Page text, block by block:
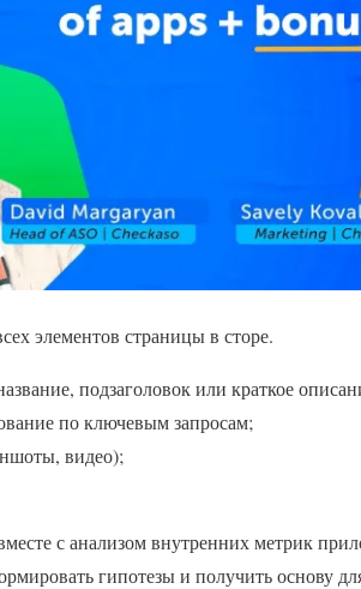
элементов страницы в сторе.
подзаголовок или краткое
по ключевым запросам;
видео);
с анализом внутренних метрик
гипотезы и получить основу